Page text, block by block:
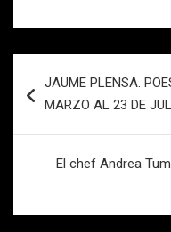
de
JAUME PLENSA.
MARZO AL 23 DE
El chef Andrea